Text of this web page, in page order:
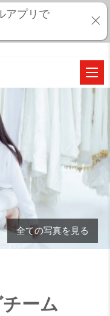
全ての写真を見る
ーム
アプリで